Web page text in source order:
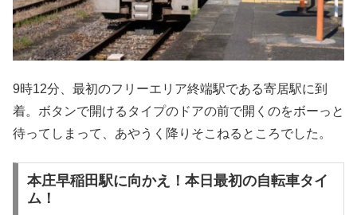
9時12分、最初のフリーエリア終端駅である寄居駅に到
着。ボタンで開けるタイプのドアの前で開くのをボーっと
待ってしまって、あやうく降りそこねるところでした。
本庄早稲田駅に向かえ！本日最初の自転車タイ
ム！